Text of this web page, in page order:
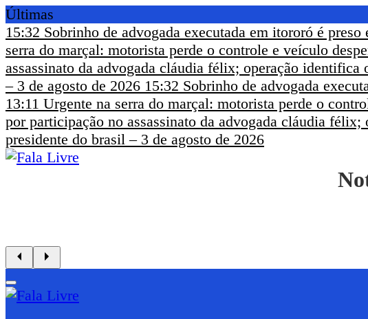
Últimas
15:32 Sobrinho de advogada executada em itororó é preso
serra do marçal: motorista perde o controle e veículo
assassinato da advogada cláudia félix; operação identifica
– 3 de agosto de 2026 15:32 Sobrinho de advogada
13:11 Urgente na serra do marçal: motorista perde o
por participação no assassinato da advogada cláudia
presidente do brasil – 3 de agosto de 2026